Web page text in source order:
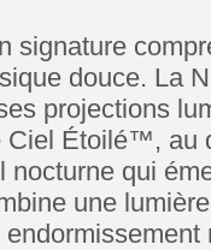
signature
douce. La
projections
Ciel Étoilé™, au
nocturne qui
une